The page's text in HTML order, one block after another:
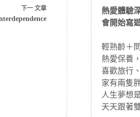
下一文章
熱愛體驗
會開始寫
輕熟齡＋
熱愛保養
喜歡旅行
家有兩隻
人生夢想
天天跟著